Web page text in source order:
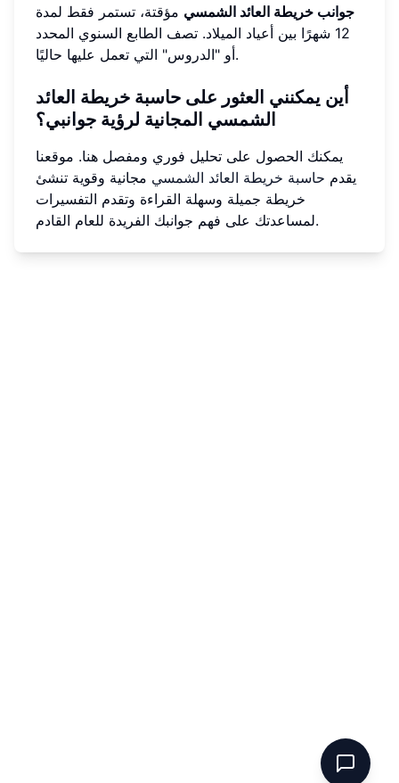
جوانب خريطة العائد الشمسي مؤقتة، تستمر فقط لمدة
12 شهرًا بين أعياد الميلاد. تصف الطابع السنوي المحدد
أو "الدروس" التي تعمل عليها حاليًا.
أين يمكنني العثور على حاسبة خريطة العائد
الشمسي المجانية لرؤية جوانبي؟
يمكنك الحصول على تحليل فوري ومفصل هنا. موقعنا
يقدم حاسبة خريطة العائد الشمسي مجانية وقوية تنشئ
خريطة جميلة وسهلة القراءة وتقدم التفسيرات
لمساعدتك على فهم جوانبك الفريدة للعام القادم.